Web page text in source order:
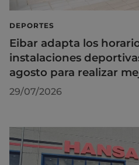
DEPORTES
Eibar adapta los
instalaciones
agosto para realizar
29/07/2026